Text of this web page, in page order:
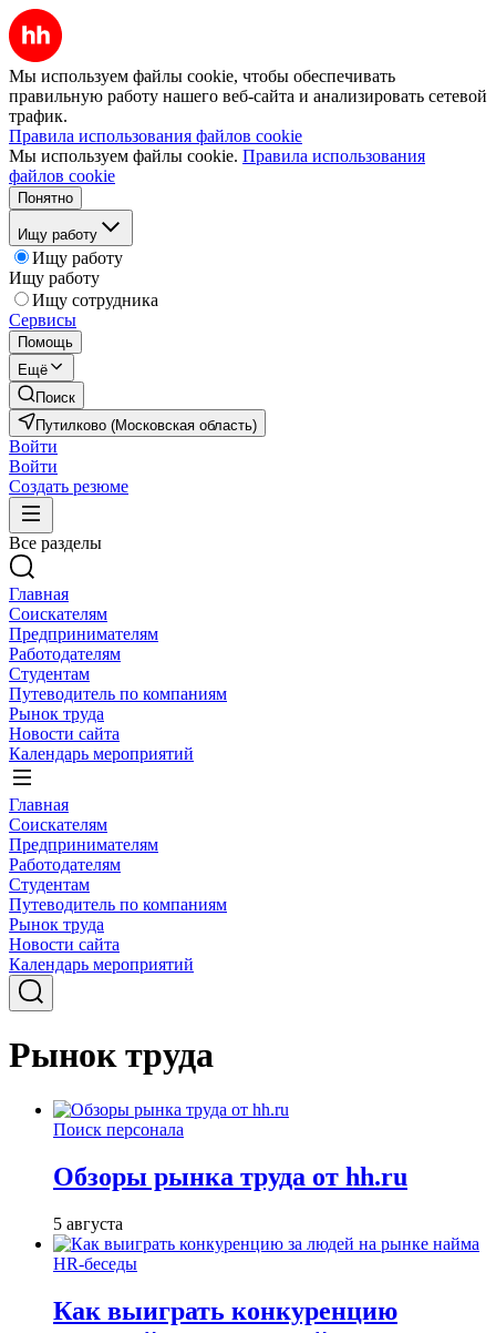
Мы используем файлы cookie, чтобы обеспечивать
правильную работу нашего веб-сайта и анализировать сетевой
трафик.
Правила использования файлов cookie
Мы используем файлы cookie. Правила использования
файлов cookie
Понятно
Ищу работу
Ищу работу
Ищу работу
Ищу сотрудника
Сервисы
Помощь
Ещё
Поиск
Путилково (Московская область)
Войти
Войти
Создать резюме
Все разделы
Главная
Соискателям
Предпринимателям
Работодателям
Студентам
Путеводитель по компаниям
Рынок труда
Новости сайта
Календарь мероприятий
Главная
Соискателям
Предпринимателям
Работодателям
Студентам
Путеводитель по компаниям
Рынок труда
Новости сайта
Календарь мероприятий
Рынок труда
Поиск персонала
Обзоры рынка труда от hh.ru
5 августа
HR-беседы
Как выиграть конкуренцию